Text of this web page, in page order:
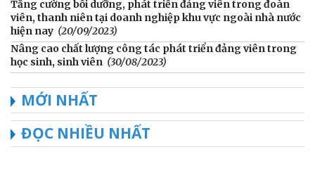
Tăng cường bồi dưỡng, phát triển đảng viên trong đoàn
viên, thanh niên tại doanh nghiệp khu vực ngoài nhà nước
hiện nay (20/09/2023)
Nâng cao chất lượng công tác phát triển đảng viên trong
học sinh, sinh viên (30/08/2023)
MỚI NHẤT
ĐỌC NHIỀU NHẤT